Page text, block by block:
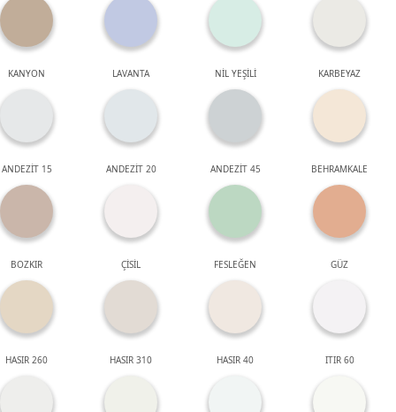
KANYON LAVANTA NİL YEŞİLİ KARBEYAZ
ANDEZİT 15 ANDEZİT 20 ANDEZİT 45 BEHRAMKALE
BOZKIR ÇİSİL FESLEĞEN GÜZ
HASIR 260 HASIR 310 HASIR 40 ITIR 60